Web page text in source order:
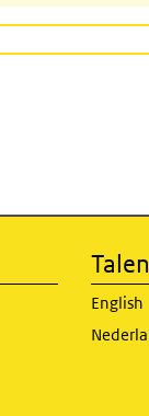
Talen
English